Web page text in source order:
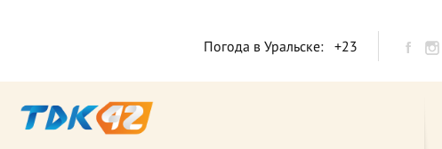
Погода в Уральске: +23